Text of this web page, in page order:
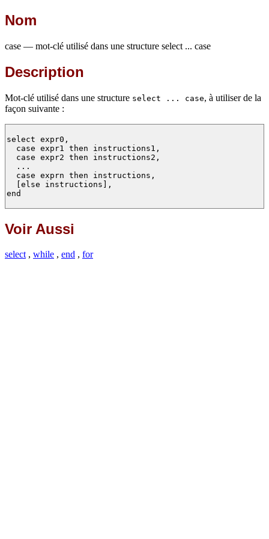
Nom
case — mot-clé utilisé dans une structure select ... case
Description
Mot-clé utilisé dans une structure select ... case, à utiliser de la
façon suivante :
select expr0,
  case expr1 then instructions1,
  case expr2 then instructions2,
  ...
  case exprn then instructions,
  [else instructions],
end
Voir Aussi
select, while , end , for